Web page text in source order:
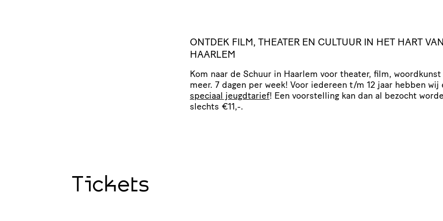
ONTDEK FILM, THEATER EN CULTUUR IN HET HART VAN
HAARLEM
Kom naar de Schuur in Haarlem voor theater, film, woordkunst
meer. 7 dagen per week! Voor iedereen t/​m 12 jaar hebben wij
speciaal jeugdtarief! Een voor­stel­ling kan dan al bezocht
slechts €11,-.
Tickets